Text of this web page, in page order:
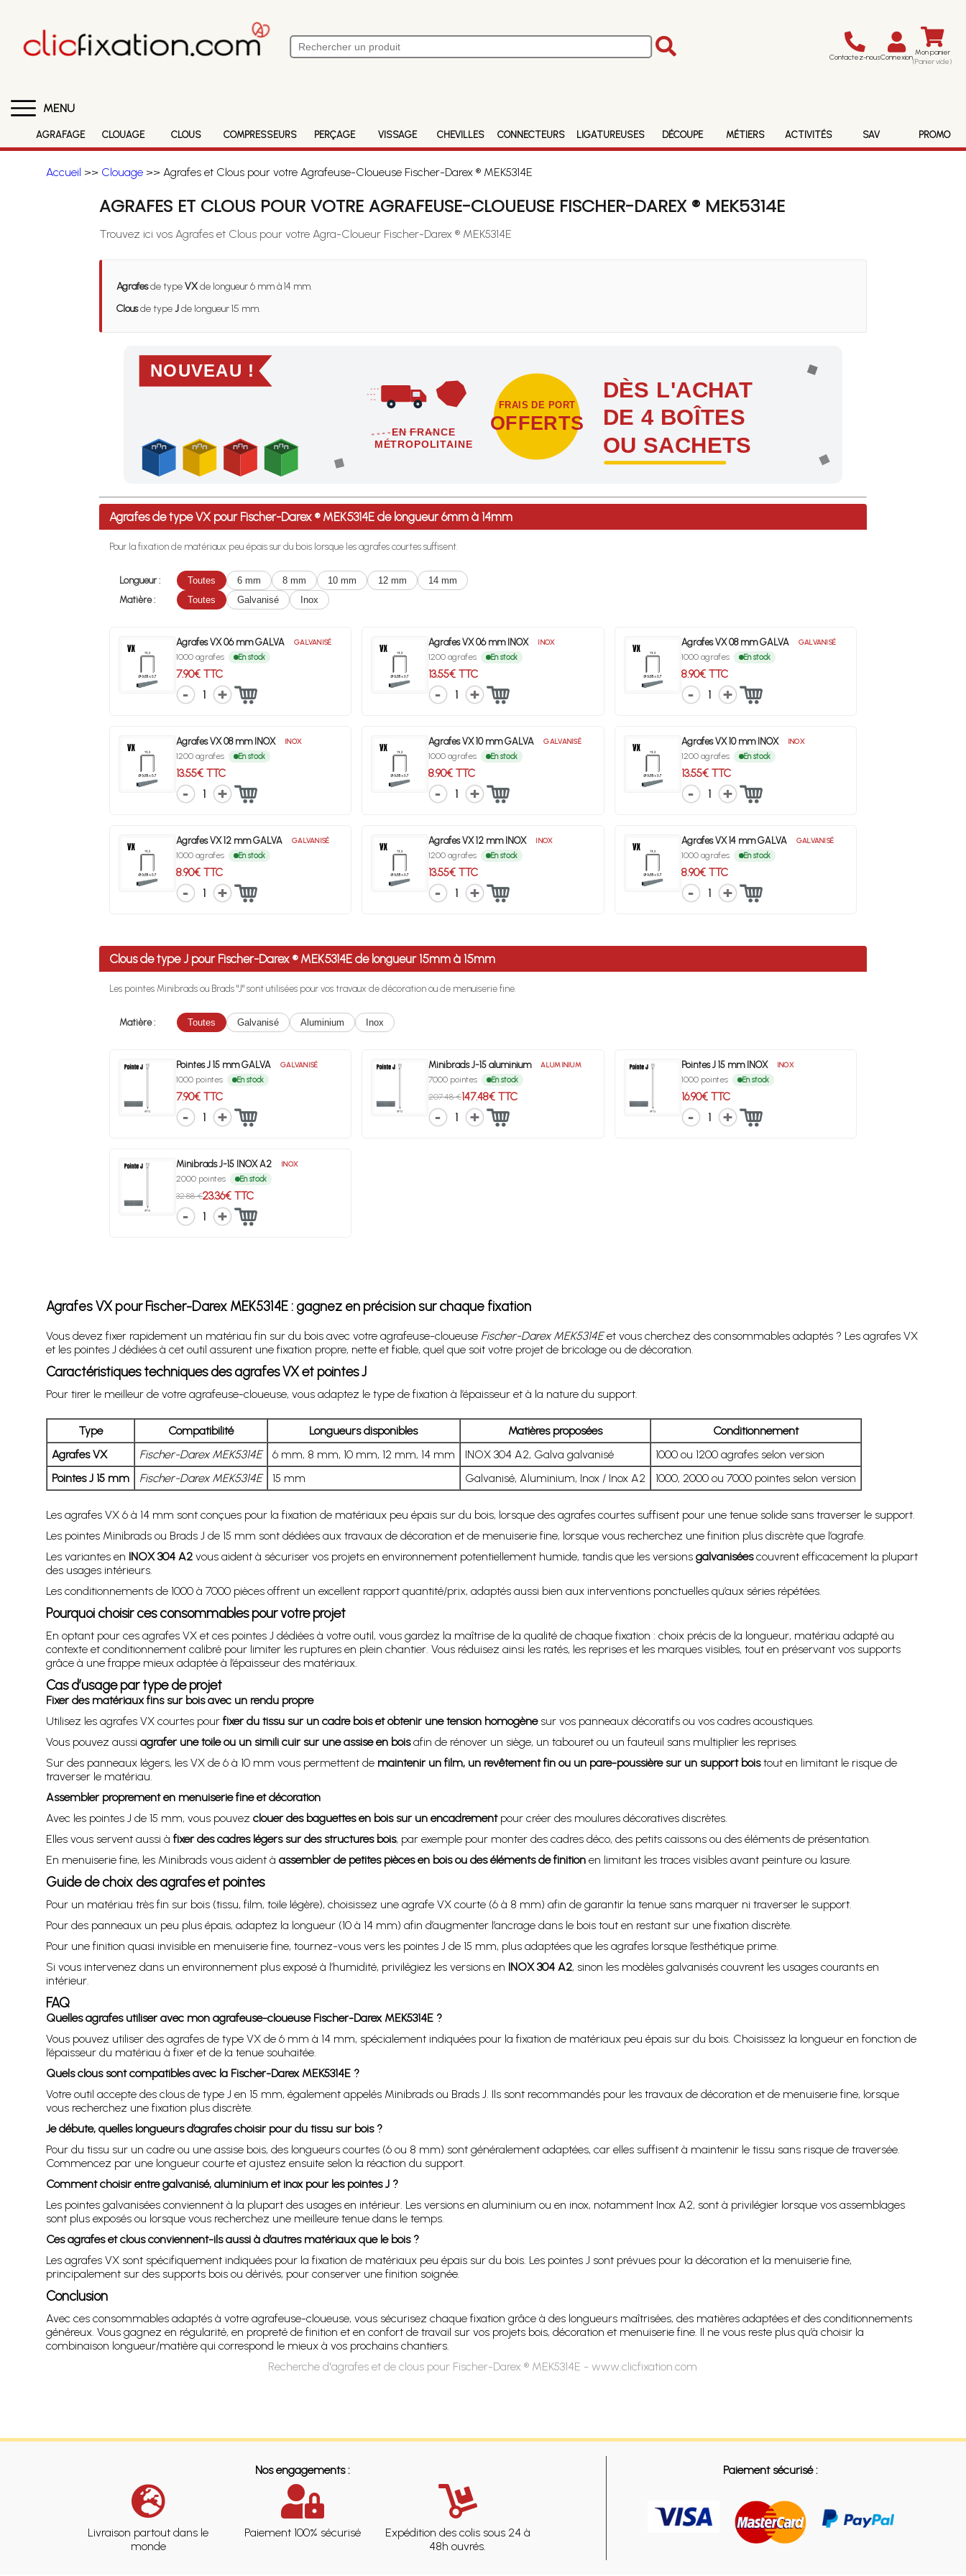
Contactez-nousConnexion Mon panier
(Panier vide)
MENU
AGRAFAGE CLOUAGE CLOUS COMPRESSEURS PERÇAGE VISSAGE CHEVILLES CONNECTEURS LIGATUREUSES DÉCOUPE MÉTIERS ACTIVITÉS SAV PROMO
Accueil >> Clouage>> Agrafes et Clous pour votre Agrafeuse-Cloueuse Fischer-Darex ® MEK5314E
AGRAFES ET CLOUS POUR VOTRE AGRAFEUSE-CLOUEUSE FISCHER-DAREX ® MEK5314E
Trouvez ici vos Agrafes et Clous pour votre Agra-Cloueur Fischer-Darex ® MEK5314E
Agrafesde typeVXde longueur 6 mm à 14 mm.
Clousde typeJde longueur 15 mm.
NOUVEAU !
EN FRANCE
MÉTROPOLITAINE
FRAIS DE PORT
OFFERTS
DÈS L'ACHAT
DE 4 BOÎTES
OU SACHETS
Profitez des Frais de port offerts en France métropolitaine dès l'achat de 4 sachets ou boîtes d'agrafes ou de pointes !
Agrafes de type VX pour Fischer-Darex ® MEK5314E de longueur 6mm à 14mm
Pour la fixation de matériaux peu épais sur du bois lorsque les agrafes courtes suffisent.
Longueur : Toutes 6 mm 8 mm 10 mm 12 mm
14 mm
Matière :
Toutes Galvanisé Inox
Agrafes VX 06 mm GALVA GALVANISÉ
1000 agrafes En stock
7.90€ TTC
1
Agrafes VX 06 mm INOX INOX
1200 agrafes En stock
13.55€ TTC
1
Agrafes VX 08 mm GALVA GALVANISÉ
1000 agrafes En stock
8.90€ TTC
1
Agrafes VX 08 mm INOX INOX
1200 agrafes En stock
13.55€ TTC
1
Agrafes VX 10 mm GALVA GALVANISÉ
1000 agrafes En stock
8.90€ TTC
1
Agrafes VX 10 mm INOX INOX
1200 agrafes En stock
13.55€ TTC
1
Agrafes VX 12 mm GALVA GALVANISÉ
1000 agrafes En stock
8.90€ TTC
1
Agrafes VX 12 mm INOX INOX
1200 agrafes En stock
13.55€ TTC
1
Agrafes VX 14 mm GALVA GALVANISÉ
1000 agrafes En stock
8.90€ TTC
1
Clous de type J pour Fischer-Darex ® MEK5314E de longueur 15mm à 15mm
Les pointes Minibrads ou Brads "J" sont utilisées pour vos travaux de décoration ou de menuiserie fine.
Matière : Toutes Galvanisé Aluminium Inox
Pointes J 15 mm GALVA GALVANISÉ
1000 pointes En stock
7.90€ TTC
1
Minibrads J-15 aluminium ALUMINIUM
7000 pointes En stock
207.48 €147.48€ TTC
1
Pointes J 15 mm INOX INOX
1000 pointes En stock
16.90€ TTC
1
Minibrads J-15 INOX A2 INOX
2000 pointes En stock
32.88 €23.36€ TTC
1
Agrafes VX pour Fischer-Darex MEK5314E : gagnez en précision sur chaque fixation
Vous devez fixer rapidement un matériau fin sur du bois avec votre agrafeuse-cloueuse Fischer-Darex MEK5314Eet vous cherchez des consommables adaptés ? Les agrafes VX
et les pointes J dédiées à cet outil assurent une fixation propre, nette et fiable, quel que soit votre projet de bricolage ou de décoration.
Caractéristiques techniques des agrafes VX et pointes J
Pour tirer le meilleur de votre agrafeuse-cloueuse, vous adaptez le type de fixation à l’épaisseur et à la nature du support.
Type Compatibilité Longueurs disponibles Matières proposées
Conditionnement
Agrafes VX
Fischer-Darex MEK5314E 6 mm, 8 mm, 10 mm, 12 mm, 14 mm INOX 304 A2, Galva galvanisé
1000 ou 1200 agrafes selon version
Pointes J 15 mm
Fischer-Darex MEK5314E 15 mm Galvanisé, Aluminium, Inox / Inox A2 1000, 2000 ou 7000 pointes selon version
Les agrafes VX 6 à 14 mm sont conçues pour la fixation de matériaux peu épais sur du bois, lorsque des agrafes courtes suffisent pour une tenue solide sans traverser le support.
Les pointes Minibrads ou Brads J de 15 mm sont dédiées aux travaux de décoration et de menuiserie fine, lorsque vous recherchez une finition plus discrète que l’agrafe.
Les variantes en INOX 304 A2vous aident à sécuriser vos projets en environnement potentiellement humide, tandis que les versions galvaniséescouvrent efficacement la plupart
des usages intérieurs.
Les conditionnements de 1000 à 7000 pièces offrent un excellent rapport quantité/prix, adaptés aussi bien aux interventions ponctuelles qu’aux séries répétées.
Pourquoi choisir ces consommables pour votre projet
En optant pour ces agrafes VX et ces pointes J dédiées à votre outil, vous gardez la maîtrise de la qualité de chaque fixation : choix précis de la longueur, matériau adapté au
contexte et conditionnement calibré pour limiter les ruptures en plein chantier. Vous réduisez ainsi les ratés, les reprises et les marques visibles, tout en préservant vos supports
grâce à une frappe mieux adaptée à l’épaisseur des matériaux.
Cas d’usage par type de projet
Fixer des matériaux fins sur bois avec un rendu propre
Utilisez les agrafes VX courtes pour fixer du tissu sur un cadre bois et obtenir une tension homogènesur vos panneaux décoratifs ou vos cadres acoustiques.
Vous pouvez aussi agrafer une toile ou un simili cuir sur une assise en boisafin de rénover un siège, un tabouret ou un fauteuil sans multiplier les reprises.
Sur des panneaux légers, les VX de 6 à 10 mm vous permettent de maintenir un film, un revêtement fin ou un pare-poussière sur un support boistout en limitant le risque de
traverser le matériau.
Assembler proprement en menuiserie fine et décoration
Avec les pointes J de 15 mm, vous pouvez clouer des baguettes en bois sur un encadrementpour créer des moulures décoratives discrètes.
Elles vous servent aussi à fixer des cadres légers sur des structures bois, par exemple pour monter des cadres déco, des petits caissons ou des éléments de présentation.
En menuiserie fine, les Minibrads vous aident à assembler de petites pièces en bois ou des éléments de finitionen limitant les traces visibles avant peinture ou lasure.
Guide de choix des agrafes et pointes
Pour un matériau très fin sur bois (tissu, film, toile légère), choisissez une agrafe VX courte (6 à 8 mm) afin de garantir la tenue sans marquer ni traverser le support.
Pour des panneaux un peu plus épais, adaptez la longueur (10 à 14 mm) afin d’augmenter l’ancrage dans le bois tout en restant sur une fixation discrète.
Pour une finition quasi invisible en menuiserie fine, tournez-vous vers les pointes J de 15 mm, plus adaptées que les agrafes lorsque l’esthétique prime.
Si vous intervenez dans un environnement plus exposé à l’humidité, privilégiez les versions en INOX 304 A2, sinon les modèles galvanisés couvrent les usages courants en
intérieur.
FAQ
Quelles agrafes utiliser avec mon agrafeuse-cloueuse Fischer-Darex MEK5314E ?
Vous pouvez utiliser des agrafes de type VX de 6 mm à 14 mm, spécialement indiquées pour la fixation de matériaux peu épais sur du bois. Choisissez la longueur en fonction de
l’épaisseur du matériau à fixer et de la tenue souhaitée.
Quels clous sont compatibles avec la Fischer-Darex MEK5314E ?
Votre outil accepte des clous de type J en 15 mm, également appelés Minibrads ou Brads J. Ils sont recommandés pour les travaux de décoration et de menuiserie fine, lorsque
vous recherchez une fixation plus discrète.
Je débute, quelles longueurs d’agrafes choisir pour du tissu sur bois ?
Pour du tissu sur un cadre ou une assise bois, des longueurs courtes (6 ou 8 mm) sont généralement adaptées, car elles suffisent à maintenir le tissu sans risque de traversée.
Commencez par une longueur courte et ajustez ensuite selon la réaction du support.
Comment choisir entre galvanisé, aluminium et inox pour les pointes J ?
Les pointes galvanisées conviennent à la plupart des usages en intérieur. Les versions en aluminium ou en inox, notamment Inox A2, sont à privilégier lorsque vos assemblages
sont plus exposés ou lorsque vous recherchez une meilleure tenue dans le temps.
Ces agrafes et clous conviennent-ils aussi à d’autres matériaux que le bois ?
Les agrafes VX sont spécifiquement indiquées pour la fixation de matériaux peu épais sur du bois. Les pointes J sont prévues pour la décoration et la menuiserie fine,
principalement sur des supports bois ou dérivés, pour conserver une finition soignée.
Conclusion
Avec ces consommables adaptés à votre agrafeuse-cloueuse, vous sécurisez chaque fixation grâce à des longueurs maîtrisées, des matières adaptées et des conditionnements
généreux. Vous gagnez en régularité, en propreté de finition et en confort de travail sur vos projets bois, décoration et menuiserie fine. Il ne vous reste plus qu’à choisir la
combinaison longueur/matière qui correspond le mieux à vos prochains chantiers.
Recherche d'agrafes et de clous pour Fischer-Darex ® MEK5314E - www.clicfixation.com
Nos engagements :
Livraison partout dans le
monde
Paiement 100% sécurisé
Expédition des colis sous 24 à
48h ouvrés.
Paiement sécurisé :